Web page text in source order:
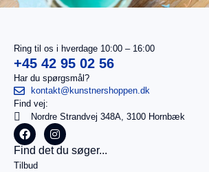
I
alt
0,00kr.
Køb for
499,00kr.
mere for
Ring til os i hverdage 10:00 – 16:00
+45 42 95 02 56
Har du spørgsmål?
kontakt@kunstnershoppen.dk
Find vej:
Nordre Strandvej 348A, 3100 Hornbæk
Find det du søger...
Tilbud